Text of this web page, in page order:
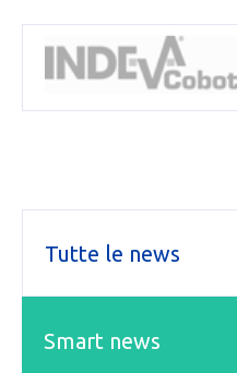
Tutte le news
Smart news